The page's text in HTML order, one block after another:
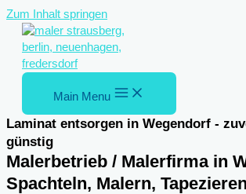
Zum Inhalt springen
Main Menu
Laminat entsorgen in Wegendorf -
günstig
Malerbetrieb / Malerfirma in
Spachteln, Malern,